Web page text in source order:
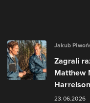
Jakub
Zagrali
Matthew
23.06.2026